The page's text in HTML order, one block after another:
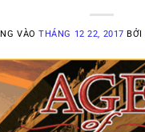
VÀOTHÁNG 12 22, 2017 BỞI